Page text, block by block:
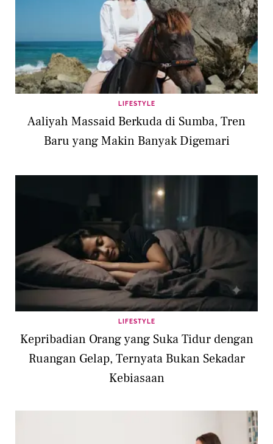
LIFESTYLE
Aaliyah Massaid Berkuda di Sumba, Tren
Baru yang Makin Banyak Digemari
LIFESTYLE
Kepribadian Orang yang Suka Tidur dengan
Ruangan Gelap, Ternyata Bukan Sekadar
Kebiasaan